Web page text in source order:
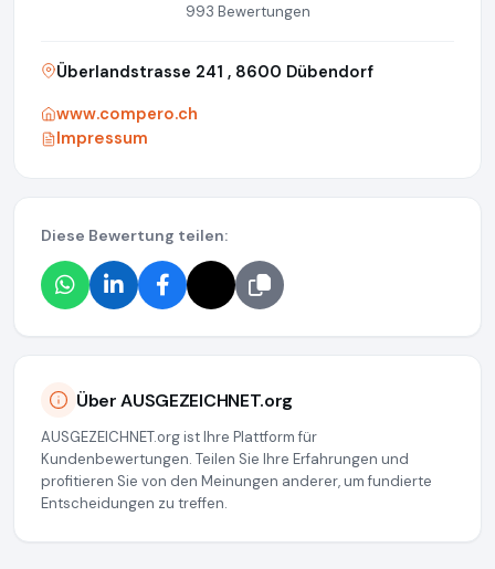
993 Bewertungen
Überlandstrasse 241 , 8600 Dübendorf
www.compero.ch
Impressum
Diese Bewertung teilen:
Über AUSGEZEICHNET.org
AUSGEZEICHNET.org ist Ihre Plattform für
Kundenbewertungen. Teilen Sie Ihre Erfahrungen und
profitieren Sie von den Meinungen anderer, um fundierte
Entscheidungen zu treffen.